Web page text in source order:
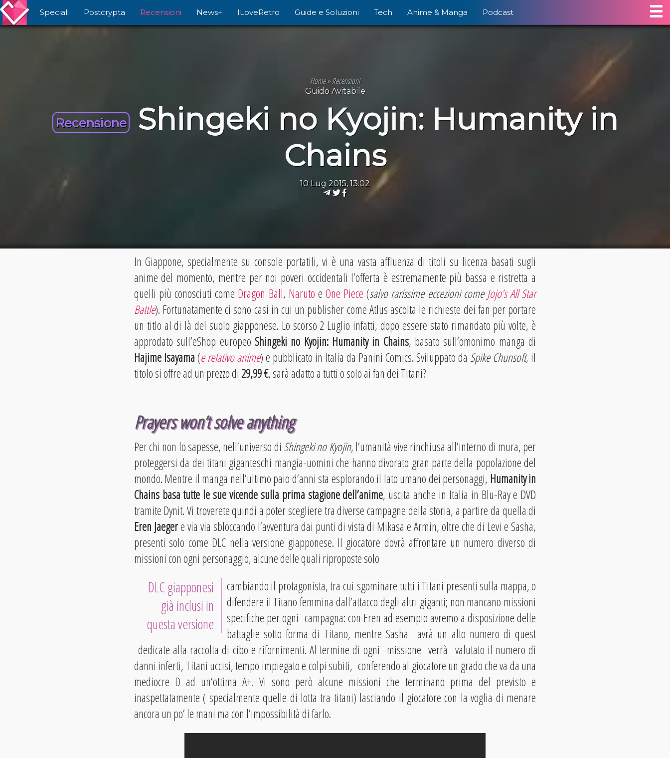
Speciali Postcrypta Recensioni News+ ILoveRetro Guide e Soluzioni Tech Anime & Manga Podcast
Home»Recensioni
Guido Avitabile
Recensione
Shingeki no Kyojin: Humanity in
Chains
10 Lug 2015, 13:02
In Giappone, specialmente su console portatili, vi è una vasta affluenza di titoli su licenza basati sugli
anime del momento, mentre per noi poveri occidentali l’offerta è estremamente più bassa e ristretta a
quelli più conosciuti come Dragon Ball, Naruto eOne Piece(salvo rarissime eccezioni comeJojo’s All Star
Battle). Fortunatamente ci sono casi in cui un publisher come Atlus ascolta le richieste dei fan per portare
un titlo al di là del suolo giapponese. Lo scorso 2 Luglio infatti, dopo essere stato rimandato più volte, è
approdato sull’eShop europeo Shingeki no Kyojin: Humanity in Chains, basato sull’omonimo manga di
Hajime Isayama(e relativo anime) e pubblicato in Italia da Panini Comics. Sviluppato da Spike Chunsoft, il
titolo si offre ad un prezzo di 29,99 €, sarà adatto a tutti o solo ai fan dei Titani?
Prayers won’t solve anything
Per chi non lo sapesse, nell’universo di Shingeki no Kyojin, l’umanità vive rinchiusa all’interno di mura, per
proteggersi da dei titani giganteschi mangia-uomini che hanno divorato gran parte della popolazione del
mondo. Mentre il manga nell’ultimo paio d’anni sta esplorando il lato umano dei personaggi, Humanity in
Chains basa tutte le sue vicende sulla prima stagione dell’anime, uscita anche in Italia in Blu-Ray e DVD
tramite Dynit. Vi troverete quindi a poter scegliere tra diverse campagne della storia, a partire da quella di
Eren Jaegere via via sbloccando l’avventura dai punti di vista di Mikasa e Armin, oltre che di Levi e Sasha,
presenti solo come DLC nella versione giapponese. Il giocatore dovrà affrontare un numero diverso di
missioni con ogni personaggio, alcune delle quali riproposte solo
DLC giapponesi
già inclusi in
questa versione
cambiando il protagonista, tra cui sgominare tutti i Titani presenti sulla mappa, o
difendere il Titano femmina dall’attacco degli altri giganti; non mancano missioni
specifiche per ogni campagna: con Eren ad esempio avremo a disposizione delle
battaglie sotto forma di Titano, mentre Sasha avrà un alto numero di quest
dedicate alla raccolta di cibo e rifornimenti. Al termine di ogni missione verrà valutato il numero di
danni inferti, Titani uccisi, tempo impiegato e colpi subiti, conferendo al giocatore un grado che va da una
mediocre D ad un’ottima A+. Vi sono però alcune missioni che terminano prima del previsto e
inaspettatamente ( specialmente quelle di lotta tra titani) lasciando il giocatore con la voglia di menare
ancora un po’ le mani ma con l’impossibilità di farlo.